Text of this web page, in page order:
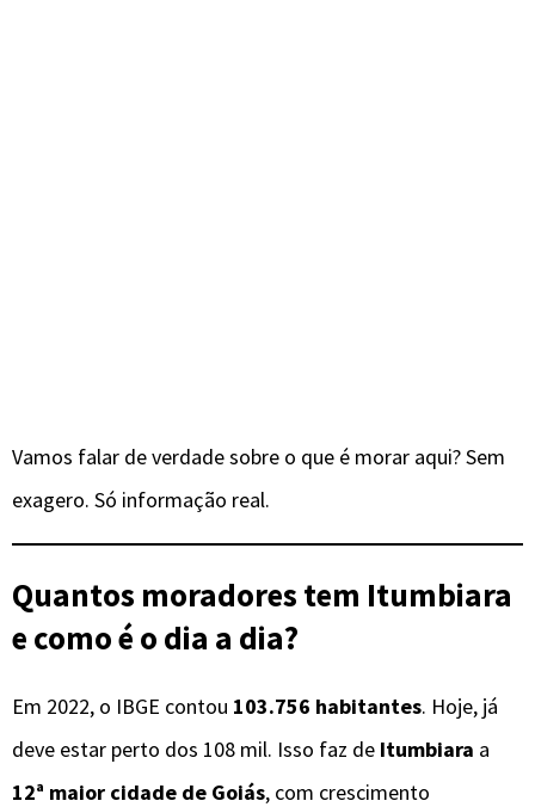
Vamos falar de verdade sobre o que é morar aqui? Sem
exagero. Só informação real.
Quantos moradores tem Itumbiara
e como é o dia a dia?
Em 2022, o IBGE contou 103.756 habitantes. Hoje, já
deve estar perto dos 108 mil. Isso faz de Itumbiara a
12ª maior cidade de Goiás, com crescimento